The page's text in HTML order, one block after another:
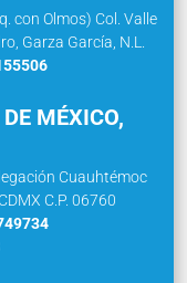
con Olmos) Col. Valle
Garza García, N.L.
MÉXICO,
Cuauhtémoc
C.P. 06760